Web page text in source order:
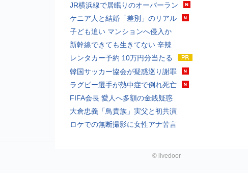
JR横浜線で居眠りのオーバーラン
ケニア人と結婚「差別」のリアル
子ども追い マンションへ侵入か
新幹線できても生きてない 辛辣
レンタカー予約 10万円分当たる
韓国サッカー協会が疑惑巡り謝罪
ラグビー選手が熱中症で倒れ死亡
FIFA会長 愛人へ多額の金銭疑惑
大倉忠義「鳥貴族」実父と初共演
ロケでの無断撮影に女性アナ苦言
© livedoor